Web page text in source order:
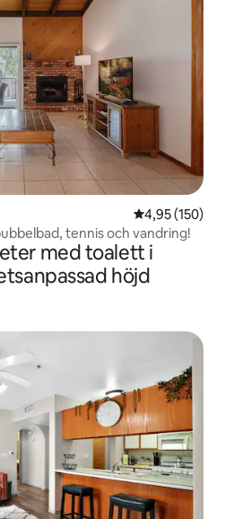
4,95 av 5 i
4,95 (150)
tennis och vandring!
med toalett i
höjd